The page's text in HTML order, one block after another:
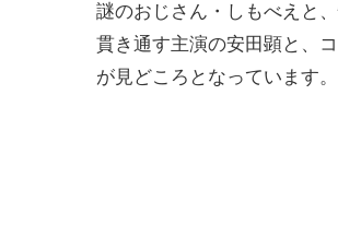
謎のおじさん・しもべえと
貫き通す主演の安田顕と、
が見どころとなっています。